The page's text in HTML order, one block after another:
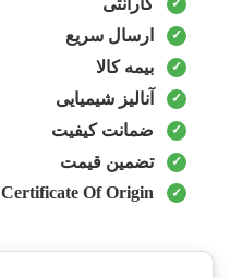
گارانتی
ارسال سریع
بیمه کالا
آنالیز شیمیایی
ضمانت کیفیت
تضمین قیمت
Certificate Of Origin